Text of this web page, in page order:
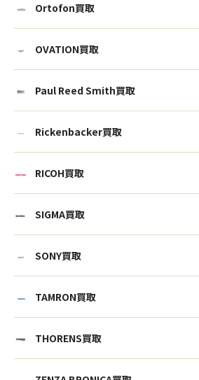
ウェブから1分
かんたん査定見積
Ortofon買取
OVATION買取
Paul Reed Smith買取
Rickenbacker買取
RICOH買取
SIGMA買取
SONY買取
TAMRON買取
THORENS買取